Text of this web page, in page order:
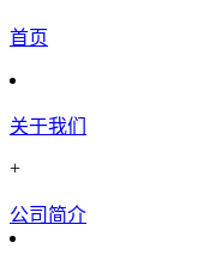
首页
关于我们
+
公司简介